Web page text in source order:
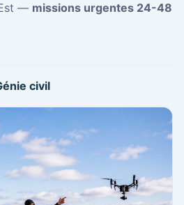
— missions urgentes 24-48
civil